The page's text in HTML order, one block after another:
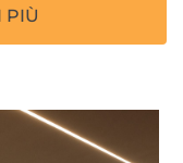
PIÙ